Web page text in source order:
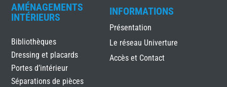
AMÉNAGEMENTS
INTÉRIEURS
Bibliothèques
Dressing et placards
Portes d’intérieur
Séparations de pièces
INFORMATIONS
Présentation
Le réseau Univerture
Accès et Contact